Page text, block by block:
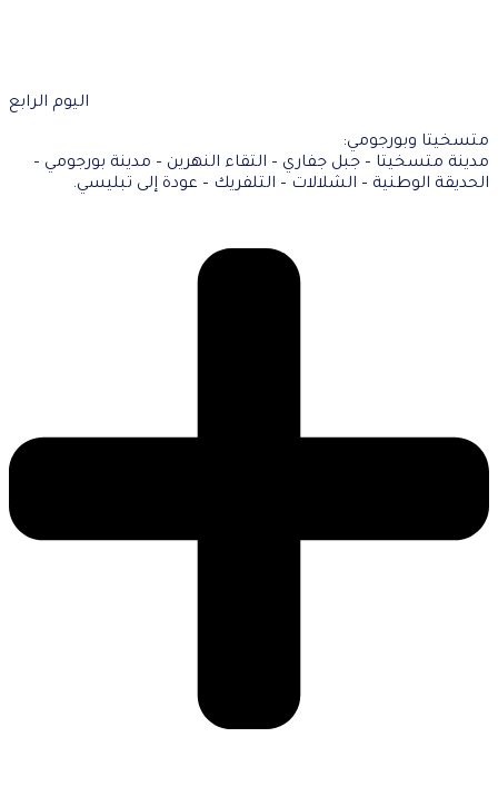
اليوم الرابع
متسخيتا وبورجومي:
مدينة متسخيتا – جبل جفاري – التقاء النهرين – مدينة بورجومي –
الحديقة الوطنية – الشلالات – التلفريك – عودة إلى تبليسي.